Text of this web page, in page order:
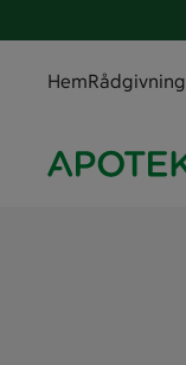
HemRådgivning